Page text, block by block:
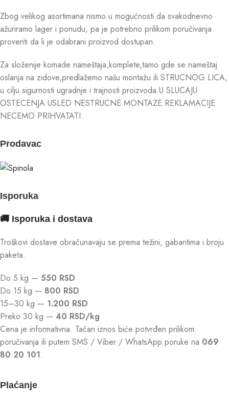
Zbog velikog asortimana nismo u mogućnosti da svakodnevno
ažuriramo lager i ponudu, pa je potrebno prilikom poručivanja
proveriti da li je odabrani proizvod dostupan.
Za složenije komade nameštaja,komplete,tamo gde se nameštaj
oslanja na zidove,predlažemo našu montažu ili STRUCNOG LICA,
u cilju sigurnosti ugradnje i trajnosti proizvoda.U SLUCAJU
OSTECENJA USLED NESTRUCNE MONTAZE REKLAMACIJE
NECEMO PRIHVATATI.
Prodavac
Isporuka
🚚 Isporuka i dostava
Troškovi dostave obračunavaju se prema težini, gabaritima i broju
paketa.
Do 5 kg — 550 RSD
Do 15 kg — 800 RSD
15–30 kg — 1.200 RSD
Preko 30 kg — 40 RSD/kg
Cena je informativna. Tačan iznos biće potvrđen prilikom
poručivanja ili putem SMS / Viber / WhatsApp poruke na 069
80 20 101.
Plaćanje